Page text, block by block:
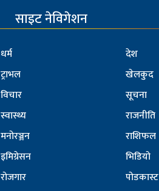
साइट नेविगेशन
धर्म
ट्राभल
विचार
स्वास्थ्य
मनोरञ्जन
इमिग्रेसन
रोजगार
देश
खेलकुद
सूचना
राजनीति
राशिफल
भिडियो
पोडकास्ट